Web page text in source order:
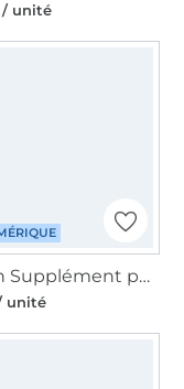
/ unité
Patron Supplément pour mini sac banane pdf Moon Bag Luna CreaResa, en allemand
unité